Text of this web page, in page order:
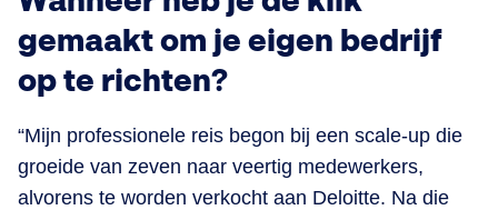
gemaakt om je eigen bedrijf
op te richten?
“Mijn professionele reis begon bij een scale-up die
groeide van zeven naar veertig medewerkers,
alvorens te worden verkocht aan Deloitte. Na die